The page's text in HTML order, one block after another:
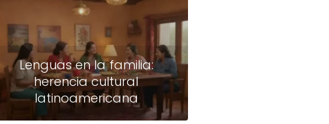
Lenguas en la familia:
herencia cultural
latinoamericana